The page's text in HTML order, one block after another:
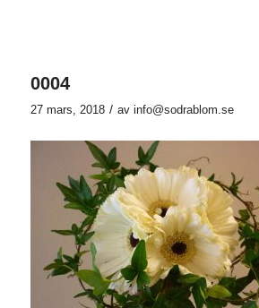
0004
27 mars, 2018 / av info@sodrablom.se